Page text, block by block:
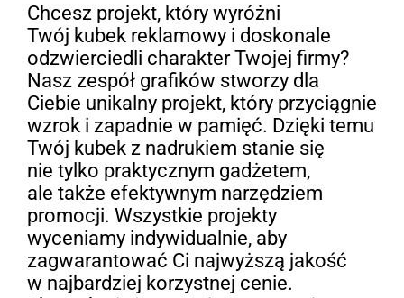
Chcesz projekt, który wyróżni
Twój kubek reklamowy i doskonale
odzwierciedli charakter Twojej firmy?
Nasz zespół grafików stworzy dla
Ciebie unikalny projekt, który przyciągnie
wzrok i zapadnie w pamięć. Dzięki temu
Twój kubek z nadrukiem stanie się
nie tylko praktycznym gadżetem,
ale także efektywnym narzędziem
promocji. Wszystkie projekty
wyceniamy indywidualnie, aby
zagwarantować Ci najwyższą jakość
w najbardziej korzystnej cenie.